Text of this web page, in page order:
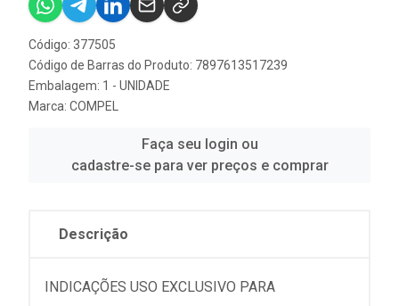
Código: 377505
Código de Barras do Produto: 7897613517239
Embalagem: 1 - UNIDADE
Marca: COMPEL
Faça seu login ou
cadastre-se para ver preços e comprar
Descrição
INDICAÇÕES USO EXCLUSIVO PARA